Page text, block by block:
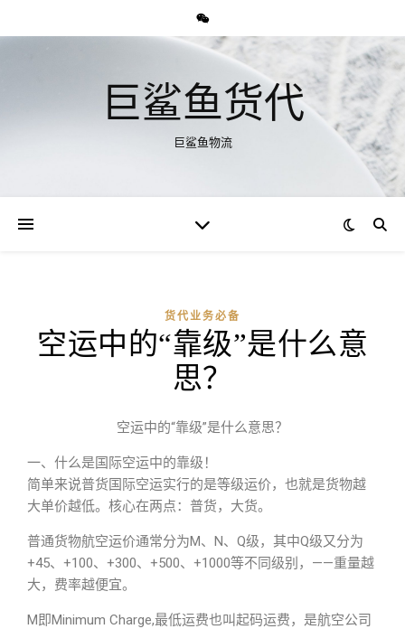
巨鲨鱼货代
巨鲨鱼物流
货代业务必备
空运中的“靠级”是什么意
思？
空运中的“靠级”是什么意思？
一、什么是国际空运中的靠级！
简单来说普货国际空运实行的是等级运价，也就是货物越
大单价越低。核心在两点：普货，大货。
普通货物航空运价通常分为M、N、Q级，其中Q级又分为
+45、+100、+300、+500、+1000等不同级别，——重量越
大，费率越便宜。
M即Minimum Charge,最低运费也叫起码运费，是航空公司